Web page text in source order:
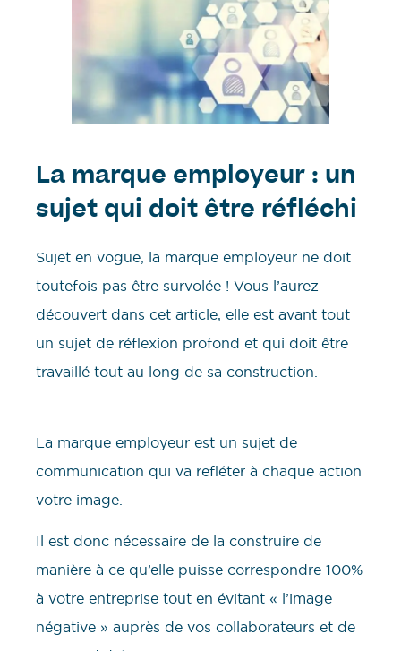
La marque employeur : un
sujet qui doit être réfléchi
Sujet en vogue, la marque employeur ne doit
toutefois pas être survolée ! Vous l’aurez
découvert dans cet article, elle est avant tout
un sujet de réflexion profond et qui doit être
travaillé tout au long de sa construction.
La marque employeur est un sujet de
communication qui va refléter à chaque action
votre image.
Il est donc nécessaire de la construire de
manière à ce qu’elle puisse correspondre 100%
à votre entreprise tout en évitant « l’image
négative » auprès de vos collaborateurs et de